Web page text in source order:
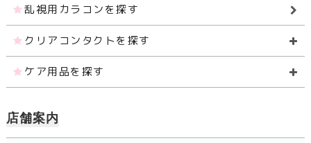
乱視用カラコンを探す
クリアコンタクトを探す
ケア用品を探す
店舗案内